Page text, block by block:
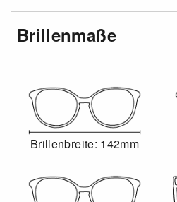
Brillenmaße
Brillenbreite: 142mm